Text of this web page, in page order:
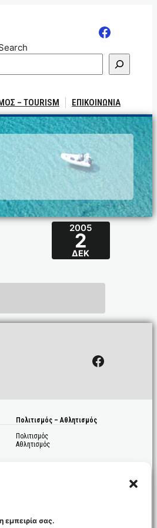
εμπειρία σας.
– TOURISM ΕΠΙΚΟΙΝΩΝΙΑ
2005
2
ΔΕΚ
Facebook
Πολιτισμός – Αθλητισμός
Πολιτισμός
Αθλητισμός